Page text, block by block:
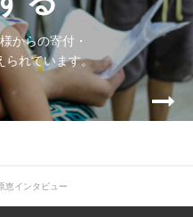
からの寄付・
られています。
恵インタビュー